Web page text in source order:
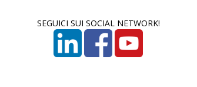
SEGUICI SUI SOCIAL NETWORK!